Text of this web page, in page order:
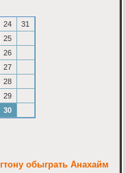
24
31
25
26
27
28
29
30
обыграть Анахайм